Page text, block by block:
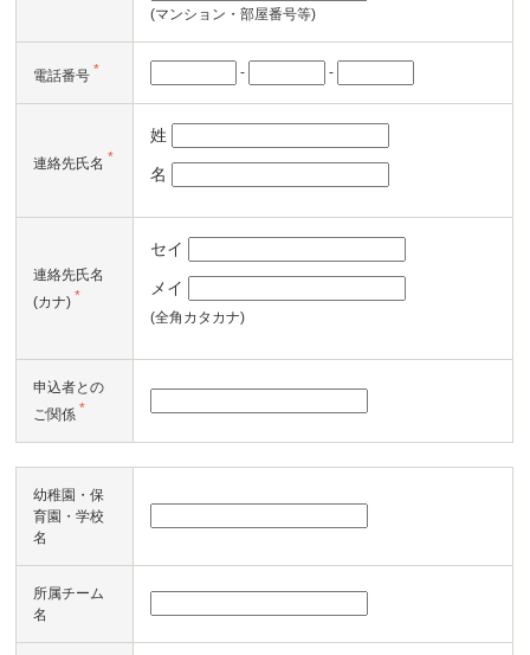
(マンション・部屋番号等)
電話番号 * - -
連絡先氏名 *
姓
名
連絡先氏名
(カナ) *
セイ
メイ
(全角カタカナ)
申込者との
ご関係 *
幼稚園・保
育園・学校
名
所属チーム
名